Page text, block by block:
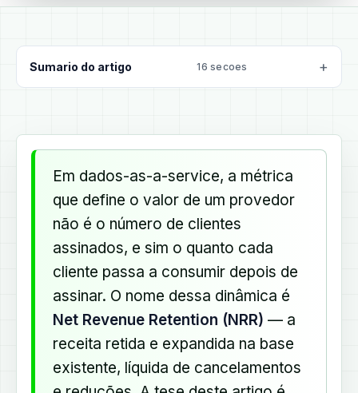
Sumario do artigo 16 secoes
Em dados-as-a-service, a métrica
que define o valor de um provedor
não é o número de clientes
assinados, e sim o quanto cada
cliente passa a consumir depois de
assinar. O nome dessa dinâmica é
Net Revenue Retention (NRR) — a
receita retida e expandida na base
existente, líquida de cancelamentos